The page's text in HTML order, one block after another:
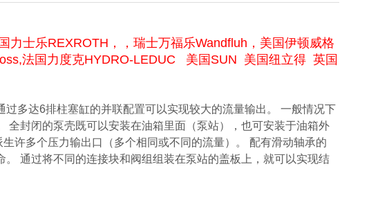
力士乐REXROTH，，瑞士万福乐Wandfluh，美国伊顿威格
法国力度克HYDRO-LEDUC 美国SUN 美国纽立得 英国
多达6排柱塞缸的并联配置可以实现较大的流量输出。 一般情况下
全封闭的泵壳既可以安装在油箱里面（泵站），也可安装于油箱外
许多个压力输出口（多个相同或不同的流量）。 配有滑动轴承的
通过将不同的连接块和阀组组装在泵站的盖板上，就可以实现结